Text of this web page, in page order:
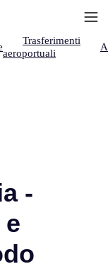
Trasferimenti
aeroportuali
-